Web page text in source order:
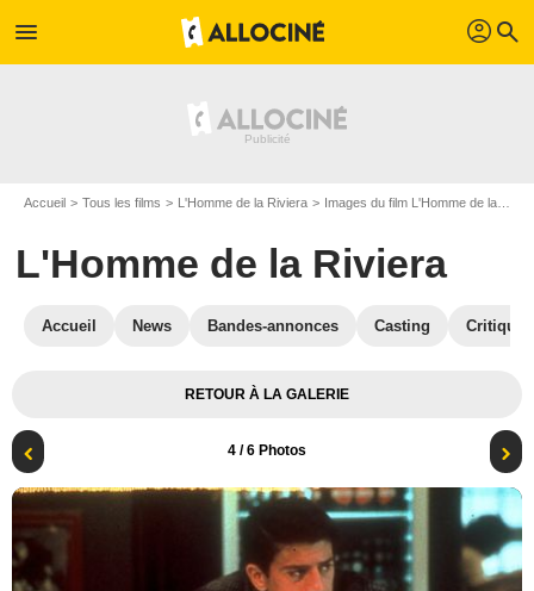
menu profil search
Accueil Tous les films L'Homme de la Riviera Images du film L'Homme de la Riviera
L'Homme de la Riviera
Accueil News Bandes-annonces Casting
RETOUR À LA GALERIE
4 / 6 Photos